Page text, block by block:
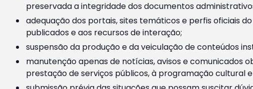
preservada a integridade dos documentos
adequação dos portais, sites temáticos e perfis oficiais
publicados e aos recursos de interação;
suspensão da produção e da veiculação de conteúdos
manutenção apenas de notícias, avisos e comunicados
prestação de serviços públicos, à programação cultural